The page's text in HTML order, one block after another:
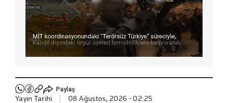
Paylaş
Yayın Tarihi 08 Ağustos, 2026 - 02:25